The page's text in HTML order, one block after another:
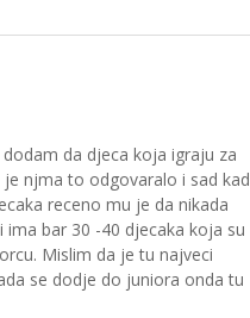
da djeca koja igraju za
njma to odgovaralo i sad kad
receno mu je da nikada
bar 30 -40 djecaka koja su
Mislim da je tu najveci
se dodje do juniora onda tu